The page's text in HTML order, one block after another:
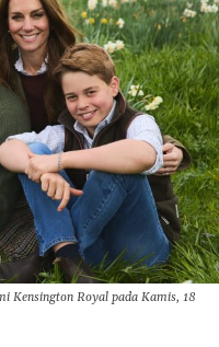
Kensington Royal pada Kamis, 18